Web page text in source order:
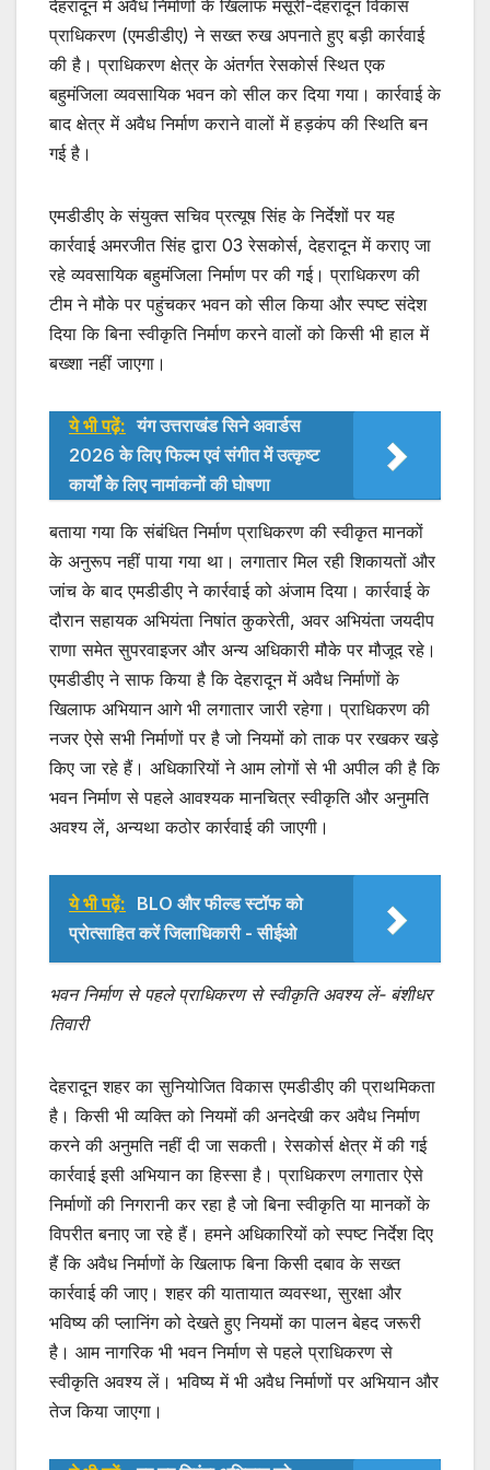
s
A
p
p
e
b
o
o
er
देहरादून में अवैध निर्माणों के खिलाफ मसूरी-देहरादून विकास
प्राधिकरण (एमडीडीए) ने सख्त रुख अपनाते हुए बड़ी कार्रवाई
की है। प्राधिकरण क्षेत्र के अंतर्गत रेसकोर्स स्थित एक
बहुमंजिला व्यवसायिक भवन को सील कर दिया गया। कार्रवाई के
बाद क्षेत्र में अवैध निर्माण कराने वालों में हड़कंप की स्थिति बन
गई है।
एमडीडीए के संयुक्त सचिव प्रत्यूष सिंह के निर्देशों पर यह
कार्रवाई अमरजीत सिंह द्वारा 03 रेसकोर्स, देहरादून में कराए जा
रहे व्यवसायिक बहुमंजिला निर्माण पर की गई। प्राधिकरण की
टीम ने मौके पर पहुंचकर भवन को सील किया और स्पष्ट संदेश
दिया कि बिना स्वीकृति निर्माण करने वालों को किसी भी हाल में
बख्शा नहीं जाएगा।
ये भी पढ़ें: यंग उत्तराखंड सिने अवार्डस
2026 के लिए फिल्म एवं संगीत में उत्कृष्ट
कार्यों के लिए नामांकनों की घोषणा
बताया गया कि संबंधित निर्माण प्राधिकरण की स्वीकृत मानकों
के अनुरूप नहीं पाया गया था। लगातार मिल रही शिकायतों और
जांच के बाद एमडीडीए ने कार्रवाई को अंजाम दिया। कार्रवाई के
दौरान सहायक अभियंता निषांत कुकरेती, अवर अभियंता जयदीप
राणा समेत सुपरवाइजर और अन्य अधिकारी मौके पर मौजूद रहे।
एमडीडीए ने साफ किया है कि देहरादून में अवैध निर्माणों के
खिलाफ अभियान आगे भी लगातार जारी रहेगा। प्राधिकरण की
नजर ऐसे सभी निर्माणों पर है जो नियमों को ताक पर रखकर खड़े
किए जा रहे हैं। अधिकारियों ने आम लोगों से भी अपील की है कि
भवन निर्माण से पहले आवश्यक मानचित्र स्वीकृति और अनुमति
अवश्य लें, अन्यथा कठोर कार्रवाई की जाएगी।
ये भी पढ़ें: BLO और फील्ड स्टॉफ को
प्रोत्साहित करें जिलाधिकारी - सीईओ
भवन निर्माण से पहले प्राधिकरण से स्वीकृति अवश्य लें- बंशीधर
तिवारी
देहरादून शहर का सुनियोजित विकास एमडीडीए की प्राथमिकता
है। किसी भी व्यक्ति को नियमों की अनदेखी कर अवैध निर्माण
करने की अनुमति नहीं दी जा सकती। रेसकोर्स क्षेत्र में की गई
कार्रवाई इसी अभियान का हिस्सा है। प्राधिकरण लगातार ऐसे
निर्माणों की निगरानी कर रहा है जो बिना स्वीकृति या मानकों के
विपरीत बनाए जा रहे हैं। हमने अधिकारियों को स्पष्ट निर्देश दिए
हैं कि अवैध निर्माणों के खिलाफ बिना किसी दबाव के सख्त
कार्रवाई की जाए। शहर की यातायात व्यवस्था, सुरक्षा और
भविष्य की प्लानिंग को देखते हुए नियमों का पालन बेहद जरूरी
है। आम नागरिक भी भवन निर्माण से पहले प्राधिकरण से
स्वीकृति अवश्य लें। भविष्य में भी अवैध निर्माणों पर अभियान और
तेज किया जाएगा।